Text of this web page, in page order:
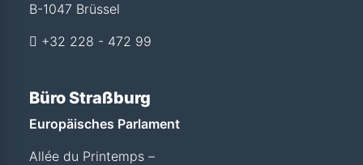
B-1047 Brüssel
+32 228 - 472 99
Büro Straßburg
Europäisches Parlament
Allée du Printemps –